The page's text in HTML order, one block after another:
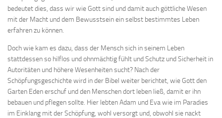
bedeutet dies, dass wir wie Gott sind und damit auch göttliche Wesen
mit der Macht und dem Bewusstsein ein selbst bestimmtes Leben
erfahren zu können.
Doch wie kam es dazu, dass der Mensch sich in seinem Leben
stattdessen so hilflos und ohnmächtig fühlt und Schutz und Sicherheit in
Autoritäten und höhere Wesenheiten sucht? Nach der
Schöpfungsgeschichte wird in der Bibel weiter berichtet, wie Gott den
Garten Eden erschuf und den Menschen dort leben ließ, damit er ihn
bebauen und pflegen sollte. Hier lebten Adam und Eva wie im Paradies
im Einklang mit der Schöpfung, wohl versorgt und, obwohl sie nackt